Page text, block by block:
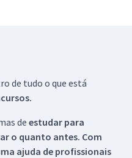
de tudo o que está
de estudar para
o quanto antes. Com
ajuda de profissionais